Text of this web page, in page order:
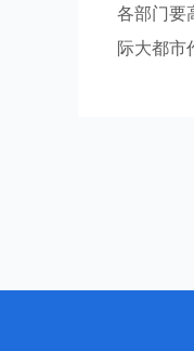
各部门要
际大都市